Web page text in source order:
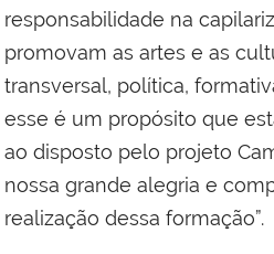
responsabilidade na
promovam as artes e as
transversal, política,
esse é um propósito que
ao disposto pelo projeto
nossa grande alegria e
realização dessa formação”.